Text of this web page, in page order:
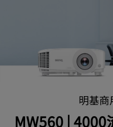
明基商
MW560 |